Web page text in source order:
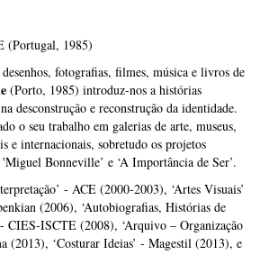
1985)
fotografias, filmes, música e livros de
(Porto, 1985) introduz-nos a histórias
desconstrução e reconstrução da identidade.
o seu trabalho em galerias de arte, museus,
e internacionais, sobretudo os projetos
Bonneville’ e ‘A Importância de Ser’.
- ACE (2000-2003), ‘Artes Visuais’
(2006), ‘Autobiografias, Histórias de
ISCTE (2008), ‘Arquivo – Organização
(2013), ‘Costurar Ideias’ - Magestil (2013), e